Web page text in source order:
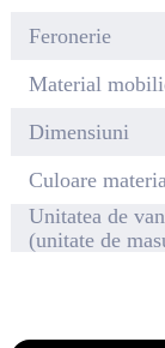
Feronerie
Material
Dimensiuni
Culoare
Unitatea de
(unitate de